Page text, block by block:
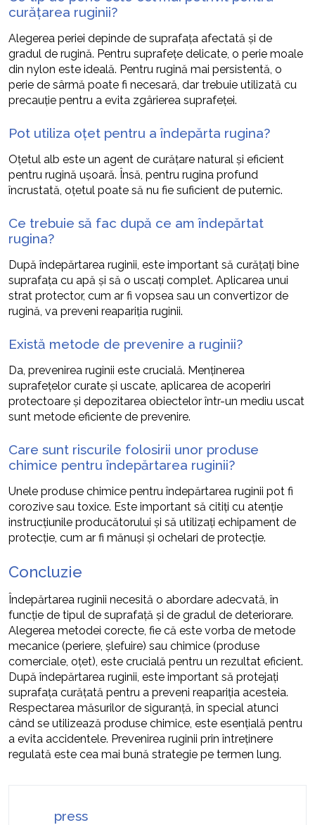
curățarea ruginii?
Alegerea periei depinde de suprafața afectată și de
gradul de rugină. Pentru suprafețe delicate, o perie moale
din nylon este ideală. Pentru rugină mai persistentă, o
perie de sârmă poate fi necesară, dar trebuie utilizată cu
precauție pentru a evita zgârierea suprafeței.
Pot utiliza oțet pentru a îndepărta rugina?
Oțetul alb este un agent de curățare natural și eficient
pentru rugină ușoară. Însă, pentru rugina profund
încrustată, oțetul poate să nu fie suficient de puternic.
Ce trebuie să fac după ce am îndepărtat
rugina?
După îndepărtarea ruginii, este important să curățați bine
suprafața cu apă și să o uscați complet. Aplicarea unui
strat protector, cum ar fi vopsea sau un convertizor de
rugină, va preveni reapariția ruginii.
Există metode de prevenire a ruginii?
Da, prevenirea ruginii este crucială. Menținerea
suprafețelor curate și uscate, aplicarea de acoperiri
protectoare și depozitarea obiectelor într-un mediu uscat
sunt metode eficiente de prevenire.
Care sunt riscurile folosirii unor produse
chimice pentru îndepărtarea ruginii?
Unele produse chimice pentru îndepărtarea ruginii pot fi
corozive sau toxice. Este important să citiți cu atenție
instrucțiunile producătorului și să utilizați echipament de
protecție, cum ar fi mănuși și ochelari de protecție.
Concluzie
Îndepărtarea ruginii necesită o abordare adecvată, în
funcție de tipul de suprafață și de gradul de deteriorare.
Alegerea metodei corecte, fie că este vorba de metode
mecanice (periere, șlefuire) sau chimice (produse
comerciale, oțet), este crucială pentru un rezultat eficient.
După îndepărtarea ruginii, este important să protejați
suprafața curățată pentru a preveni reapariția acesteia.
Respectarea măsurilor de siguranță, în special atunci
când se utilizează produse chimice, este esențială pentru
a evita accidentele. Prevenirea ruginii prin întreținere
regulată este cea mai bună strategie pe termen lung.
press